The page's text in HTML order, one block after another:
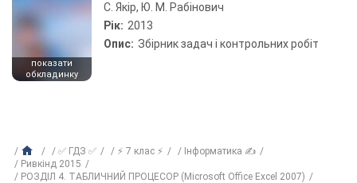
показати
обкладинку
С. Якір, Ю. М. Рабінович
Рік: 2013
Опис: Збірник задач і контрольних робіт
✅ ГДЗ ✅ ⚡ 7 клас ⚡
Інформатика ✍
Ривкінд 2015
РОЗДІЛ 4. ТАБЛИЧНИЙ ПРОЦЕСОР (Microsoft Office Excel 2007)